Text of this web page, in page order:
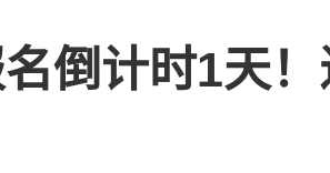
倒计时1天